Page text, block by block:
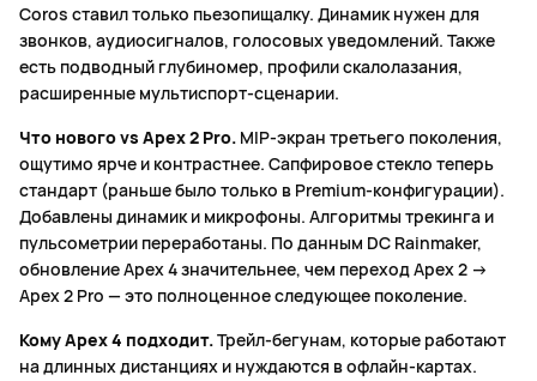
Coros ставил только пьезопищалку. Динамик нужен для
звонков, аудиосигналов, голосовых уведомлений. Также
есть подводный глубиномер, профили скалолазания,
расширенные мультиспорт-сценарии.
Что нового vs Apex 2 Pro. MIP-экран третьего поколения,
ощутимо ярче и контрастнее. Сапфировое стекло теперь
стандарт (раньше было только в Premium-конфигурации).
Добавлены динамик и микрофоны. Алгоритмы трекинга и
пульсометрии переработаны. По данным DC Rainmaker,
обновление Apex 4 значительнее, чем переход Apex 2 →
Apex 2 Pro — это полноценное следующее поколение.
Кому Apex 4 подходит.Трейл-бегунам, которые работают
на длинных дистанциях и нуждаются в офлайн-картах.